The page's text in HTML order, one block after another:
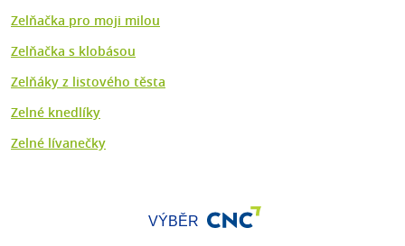
Zelňačka pro moji milou
Zelňačka s klobásou
Zelňáky z listového těsta
Zelné knedlíky
Zelné lívanečky
VÝBĚR